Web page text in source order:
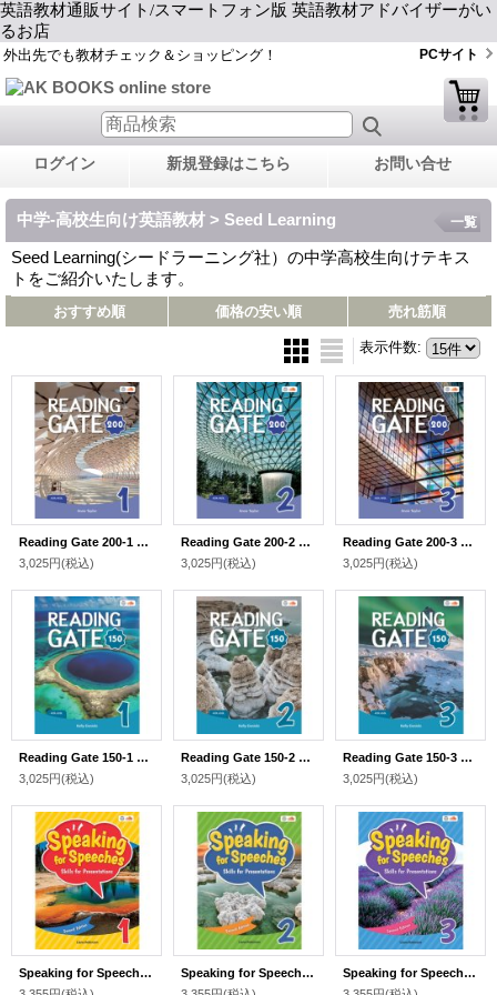
英語教材通販サイト/スマートフォン版 英語教材アドバイザーがい
るお店
外出先でも教材チェック＆ショッピング！ PCサイト
ログイン 新規登録はこちら お問い合せ
中学-高校生向け英語教材 > Seed Learning
Seed Learning(シードラーニング社）の中学高校生向けテキス
トをご紹介いたします。
一覧
おすすめ順 価格の安い順 売れ筋順
表示件数:
Reading Gate 200-1 Student Book with Workbook and Audio QR
3,025円(税込)
Reading Gate 200-2 Student Book with Workbook and Audio QR
3,025円(税込)
Reading Gate 200-3 Student Book with Workbook and Audio QR
3,025円(税込)
Reading Gate 150-1 Student Book with Workbook and Audio QR
3,025円(税込)
Reading Gate 150-2 Student Book with Workbook and Audio QR
3,025円(税込)
Reading Gate 150-3 Student Book with Workbook and Audio QR
3,025円(税込)
Speaking for Speeches 1 Student Book 2nd edition with QR Code
Speaking for Speeches 2 Student Book with QRコード2nd edition
Speaking for Speeches 3 Student Book with QR コード 2nd edition